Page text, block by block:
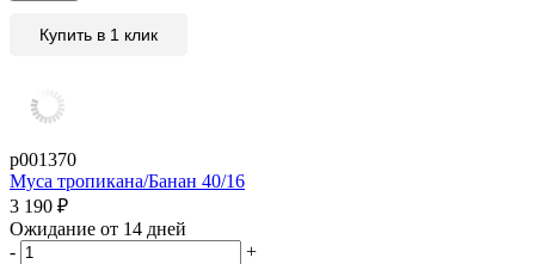
Купить в 1 клик
р001370
Муса тропикана/Банан 40/16
3 190 ₽
Ожидание от 14 дней
-
+